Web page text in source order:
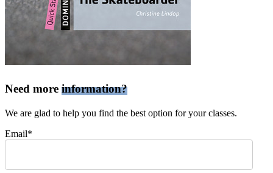
Need more information?
We are glad to help you find the best option for your classes.
Email*